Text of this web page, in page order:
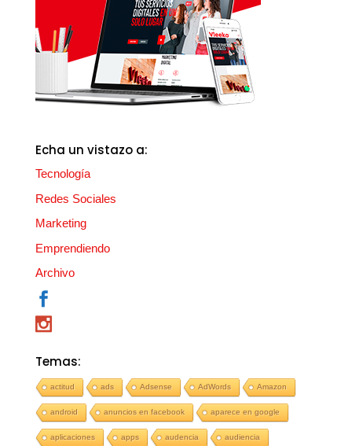
Echa un vistazo a:
Tecnología
Redes Sociales
Marketing
Emprendiendo
Archivo
Temas:
actitud ads Adsense AdWords Amazon
android anuncios en facebook aparece en google
aplicaciones apps audencia audiencia